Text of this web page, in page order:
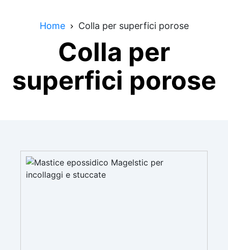
Home Colla per superfici porose
Colla per
superfici porose